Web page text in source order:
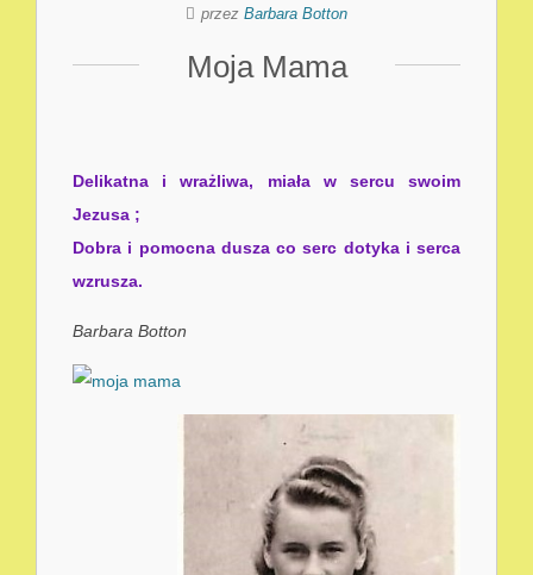
przez Barbara Botton
Moja Mama
Delikatna i wrażliwa, miała w sercu swoim
Jezusa ;
Dobra i pomocna dusza co serc dotyka i serca
wzrusza.
Barbara Botton